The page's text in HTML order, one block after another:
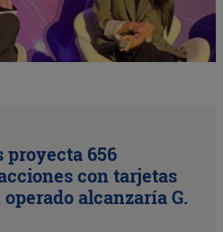
proyecta 656
con tarjetas
alcanzaría G.